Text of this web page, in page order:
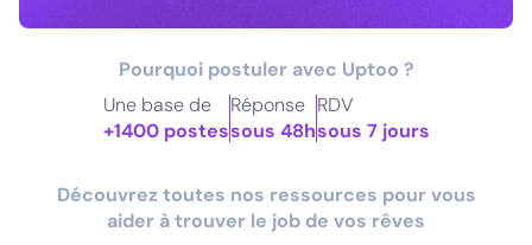
Pourquoi postuler avec Uptoo ?
Une base de
+1400 postes
Réponse
sous 48h
RDV
sous 7 jours
Découvrez toutes nos ressources pour vous
aider à trouver le job de vos rêves